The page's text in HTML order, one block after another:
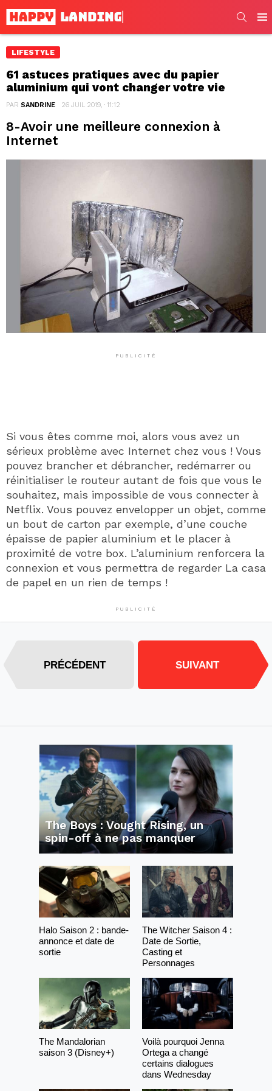
LIFESTYLE
61 astuces pratiques avec du papier
aluminium qui vont changer votre vie
PAR SANDRINE 26 JUIL 2019, · 11:12
8-Avoir une meilleure connexion à
Internet
PUBLICITÉ
Si vous êtes comme moi, alors vous avez un
sérieux problème avec Internet chez vous ! Vous
pouvez brancher et débrancher, redémarrer ou
réinitialiser le routeur autant de fois que vous le
souhaitez, mais impossible de vous connecter à
Netflix. Vous pouvez envelopper un objet, comme
un bout de carton par exemple, d’une couche
épaisse de papier aluminium et le placer à
proximité de votre box. L’aluminium renforcera la
connexion et vous permettra de regarder La casa
de papel en un rien de temps !
PUBLICITÉ
PRÉCÉDENT SUIVANT
The Boys : Vought Rising, un
spin-off à ne pas manquer
Halo Saison 2 : bande-
annonce et date de
sortie
The Witcher Saison 4 :
Date de Sortie,
Casting et
Personnages
The Mandalorian
saison 3 (Disney+)
Voilà pourquoi Jenna
Ortega a changé
certains dialogues
dans Wednesday